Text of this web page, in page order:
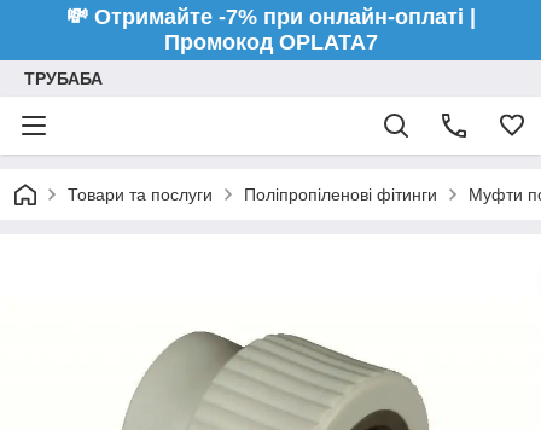
💸 Отримайте -7% при онлайн-оплаті |
Промокод OPLATA7
ТРУБАБА
Товари та послуги Поліпропіленові фітинги Муфти